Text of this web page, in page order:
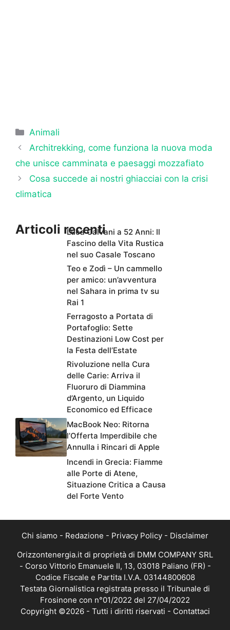
Categorie
Animali
Architrekking, come funziona la nuova moda
che unisce camminata e paesaggi mozzafiato
Cosa succede ai nostri ghiacciai con la crisi
climatica
Articoli recentiLuca Calvani a 52 Anni: Il
Fascino della Vita Rustica
nel suo Casale Toscano
Teo e Zodì – Un cammello
per amico: un’avventura
nel Sahara in prima tv su
Rai 1
Ferragosto a Portata di
Portafoglio: Sette
Destinazioni Low Cost per
la Festa dell’Estate
Rivoluzione nella Cura
delle Carie: Arriva il
Fluoruro di Diammina
d’Argento, un Liquido
Economico ed Efficace
MacBook Neo: Ritorna
l’Offerta Imperdibile che
Annulla i Rincari di Apple
Incendi in Grecia: Fiamme
alle Porte di Atene,
Situazione Critica a Causa
del Forte Vento
Chi siamo - Redazione - Privacy Policy - Disclaimer
Orizzontenergia.it di proprietà di DMM COMPANY SRL
- Corso Vittorio Emanuele II, 13, 03018 Paliano (FR) -
Codice Fiscale e Partita I.V.A. 03144800608
Testata Giornalistica registrata presso il Tribunale di
Frosinone con n°01/2022 del 27/04/2022
Copyright ©2026 - Tutti i diritti riservati - Contattaci